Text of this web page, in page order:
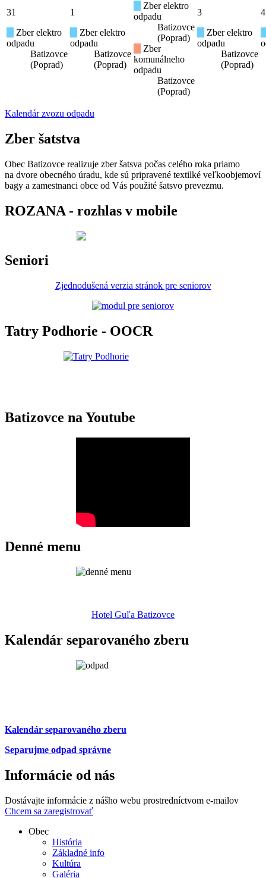
31
Zber elektro
odpadu
Batizovce
(Poprad)
1
Zber elektro
odpadu
Batizovce
(Poprad)
Zber elektro
odpadu
Batizovce
(Poprad)
Zber
komunálneho
odpadu
Batizovce
(Poprad)
3
Zber elektro
odpadu
Batizovce
(Poprad)
4
Kalendár zvozu odpadu
Zber šatstva
Obec Batizovce realizuje zber šatsva počas celého roka priamo
na dvore obecného úradu, kde sú pripravené textilké veľkoobjemoví
bagy a zamestnanci obce od Vás použité šatsvo prevezmu.
ROZANA - rozhlas v mobile
Seniori
Zjednodušená verzia stránok pre seniorov
Tatry Podhorie - OOCR
Batizovce na Youtube
Denné menu
Hotel Guľa Batizovce
Kalendár separovaného zberu
Kalendár separovaného zberu
Separujme odpad správne
Informácie od nás
Dostávajte informácie z nášho webu prostredníctvom e-mailov
Chcem sa zaregistrovať
Obec
História
Základné info
Kultúra
Galéria